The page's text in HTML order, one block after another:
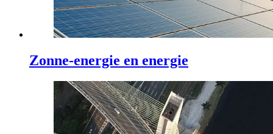
Zonne-energie en energie